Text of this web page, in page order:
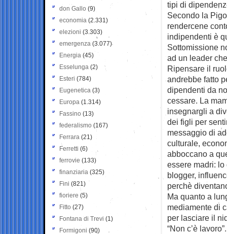
tipi di
Secondo la
rendercene
indipendenti è
Sottomissione
ad un leader
Ripensare il
andrebbe fatto
dipendenti da
cessare. La
insegnargli a
dei figli per
messaggio di
culturale,
abboccano a
essere madri:
blogger,
perchè
Ma quanto a
mediamente di
per lasciare il
“Non c’è
don Gallo (9)
economia (2.331)
elezioni (3.303)
emergenza (3.077)
Energia (45)
Esselunga (2)
Esteri (784)
Eugenetica (3)
Europa (1.314)
Fassino (13)
federalismo (167)
Ferrara (21)
Ferretti (6)
ferrovie (133)
finanziaria (325)
Fini (821)
fioriere (5)
Fitto (27)
Fontana di Trevi (1)
Formigoni (90)